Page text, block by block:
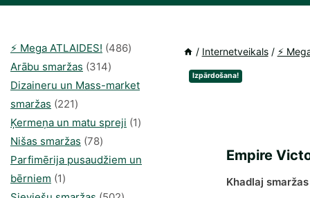
/ Internetveikals / ⚡️
Izpārdošana!
Empire
Khadlaj
⚡️ Mega ATLAIDES! 486486
Arābu smaržas 314314
produkti
Dizaineru un Mass-market
smaržas 221221
produkts
Ķermeņa un matu spreji 11
Nišas smaržas 7878
produkts
Parfimērija pusaudžiem un
bērniem 11